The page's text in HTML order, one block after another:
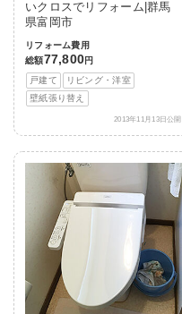
いクロスでリフォーム|群馬
県富岡市
リフォーム費用
総額77,800円
戸建て
リビング・洋室
壁紙張り替え
2013年11月13日公開